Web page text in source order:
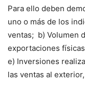
Para ello deben
uno o más de los
ventas; b) Volumen
exportaciones
e) Inversiones
las ventas al